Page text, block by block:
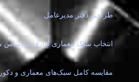
طراحی دفتر مدیرعامل
انتخاب سبک معماری اداری بر اساس
مقایسه کامل سبک‌های معماری و